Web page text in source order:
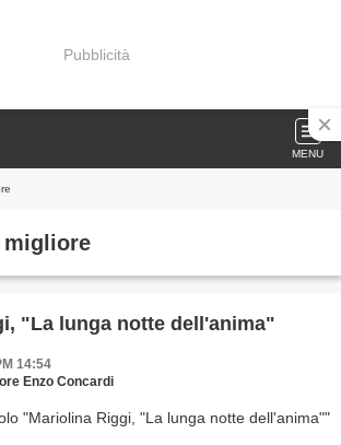
Pubblicità
MENU
migliore
"La lunga notte dell'anima"
14:54
Enzo Concardi